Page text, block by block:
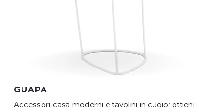
GUAPA
Accessori casa moderni e tavolini in cuoio: ottieni